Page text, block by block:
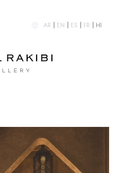
AR EN ES FR HI